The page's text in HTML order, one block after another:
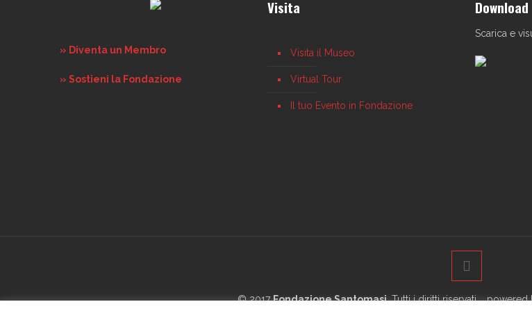
» Diventa un Membro
» Sostieni la Fondazione
Visita
Visita il Museo
Virtual Tour
Il tuo Evento in Fondazione
Download
Scarica e
© 2017Fondazione Santomasi. Tutti i diritti riservati.